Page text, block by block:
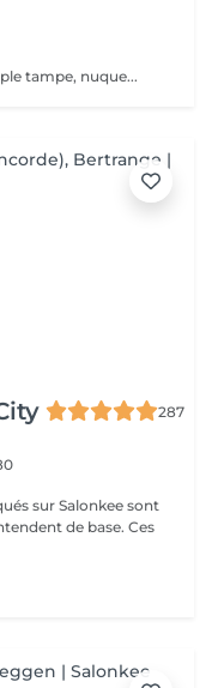
tampe, nuque...
287
sur Salonkee sont
de base. Ces